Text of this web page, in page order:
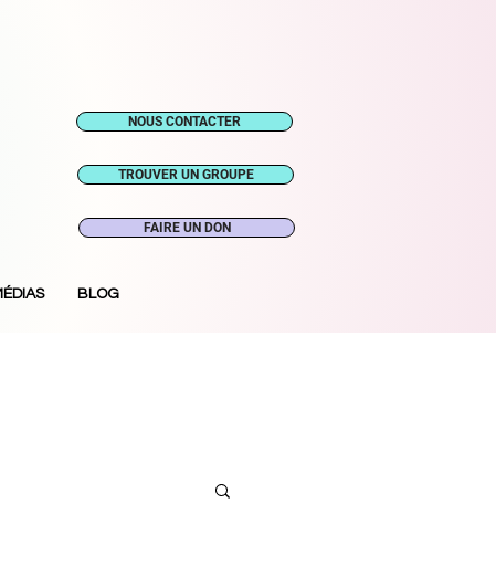
NOUS CONTACTER
TROUVER UN GROUPE
FAIRE UN DON
BLOG